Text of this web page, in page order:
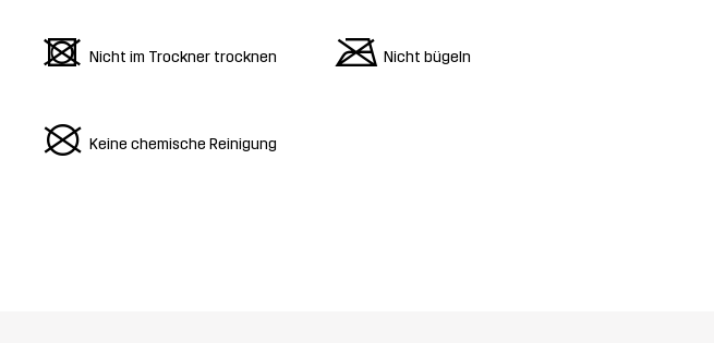
d Nicht im Trockner trocknen m Nicht bügeln
U Keine chemische Reinigung